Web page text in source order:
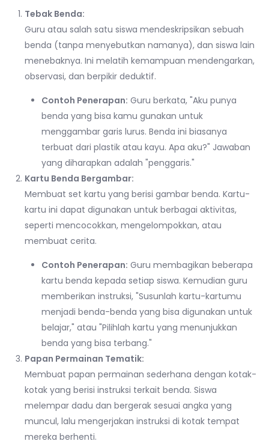
Tebak Benda:
Guru atau salah satu siswa mendeskripsikan sebuah
benda (tanpa menyebutkan namanya), dan siswa lain
menebaknya. Ini melatih kemampuan mendengarkan,
observasi, dan berpikir deduktif.
Contoh Penerapan: Guru berkata, "Aku punya
benda yang bisa kamu gunakan untuk
menggambar garis lurus. Benda ini biasanya
terbuat dari plastik atau kayu. Apa aku?" Jawaban
yang diharapkan adalah "penggaris."
Kartu Benda Bergambar:
Membuat set kartu yang berisi gambar benda. Kartu-
kartu ini dapat digunakan untuk berbagai aktivitas,
seperti mencocokkan, mengelompokkan, atau
membuat cerita.
Contoh Penerapan: Guru membagikan beberapa
kartu benda kepada setiap siswa. Kemudian guru
memberikan instruksi, "Susunlah kartu-kartumu
menjadi benda-benda yang bisa digunakan untuk
belajar," atau "Pilihlah kartu yang menunjukkan
benda yang bisa terbang."
Papan Permainan Tematik:
Membuat papan permainan sederhana dengan kotak-
kotak yang berisi instruksi terkait benda. Siswa
melempar dadu dan bergerak sesuai angka yang
muncul, lalu mengerjakan instruksi di kotak tempat
mereka berhenti.